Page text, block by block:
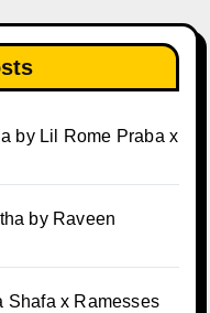
by Lil Rome Praba x
by Raveen
x Ramesses